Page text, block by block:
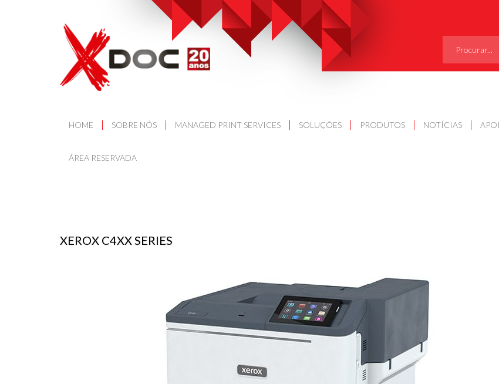
HOME SOBRE NÓS MANAGED PRINT SERVICES SOLUÇÕES PRODUTOS NOTÍCIAS
ÁREA RESERVADA
XEROX C4XX SERIES